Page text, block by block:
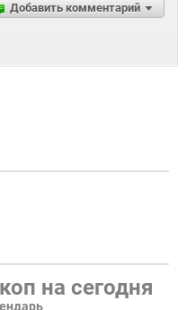
Добавить комментарий
на сегодня